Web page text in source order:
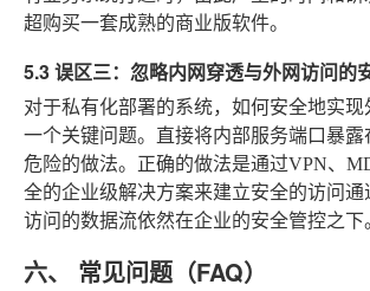
超购买一套成熟的商业版软件。
5.3 误区三：忽略内网穿透与外网访问的
对于私有化部署的系统，如何安全地实现
一个关键问题。直接将内部服务端口暴
危险的做法。正确的做法是通过VPN、
全的企业级解决方案来建立安全的访问
访问的数据流依然在企业的安全管控之下
六、 常见问题（FAQ）